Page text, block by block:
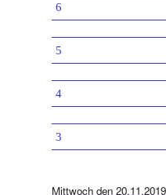
6
5
4
3
Mittwoch den 20.11.2019